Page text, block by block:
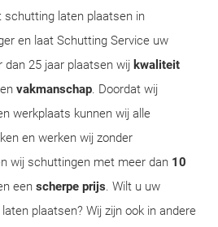
schutting laten plaatsen in
en laat Schutting Service uw
25 jaar plaatsen wij kwaliteit
vakmanschap. Doordat wij
werkplaats kunnen wij alle
en werken wij zonder
wij schuttingen met meer dan 10
een scherpe prijs. Wilt u uw
plaatsen? Wij zijn ook in andere